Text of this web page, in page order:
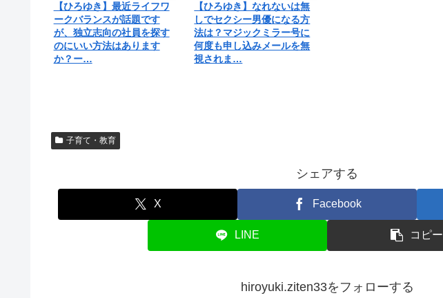
【ひろゆき】最近ライフワ
ークバランスが話題です
が、独立志向の社員を探す
のにいい方法はあります
か？ー…
【ひろゆき】なれないは無
しでセクシー男優になる方
法は？マジックミラー号に
何度も申し込みメールを無
視されま…
子育て・教育
シェアする
X Facebook
LINE コピー
hiroyuki.ziten33をフォローする